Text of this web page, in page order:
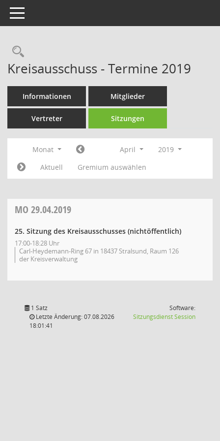
Toggle navigation
Rechercheauswahl
Kreisausschuss - Termine 2019
Informationen Mitglieder
Vertreter Sitzungen
Monat April
2019
Aktuell
Gremium auswählen
MO 29.04.2019
25. Sitzung des Kreisausschusses (nichtöffentlich)
17:00-18:28 Uhr
Carl-Heydemann-Ring 67 in 18437 Stralsund, Raum 126
der Kreisverwaltung
1 Satz
Letzte Änderung: 07.08.2026
18:01:41
Software:
SitzungsdienstSession(Wird in